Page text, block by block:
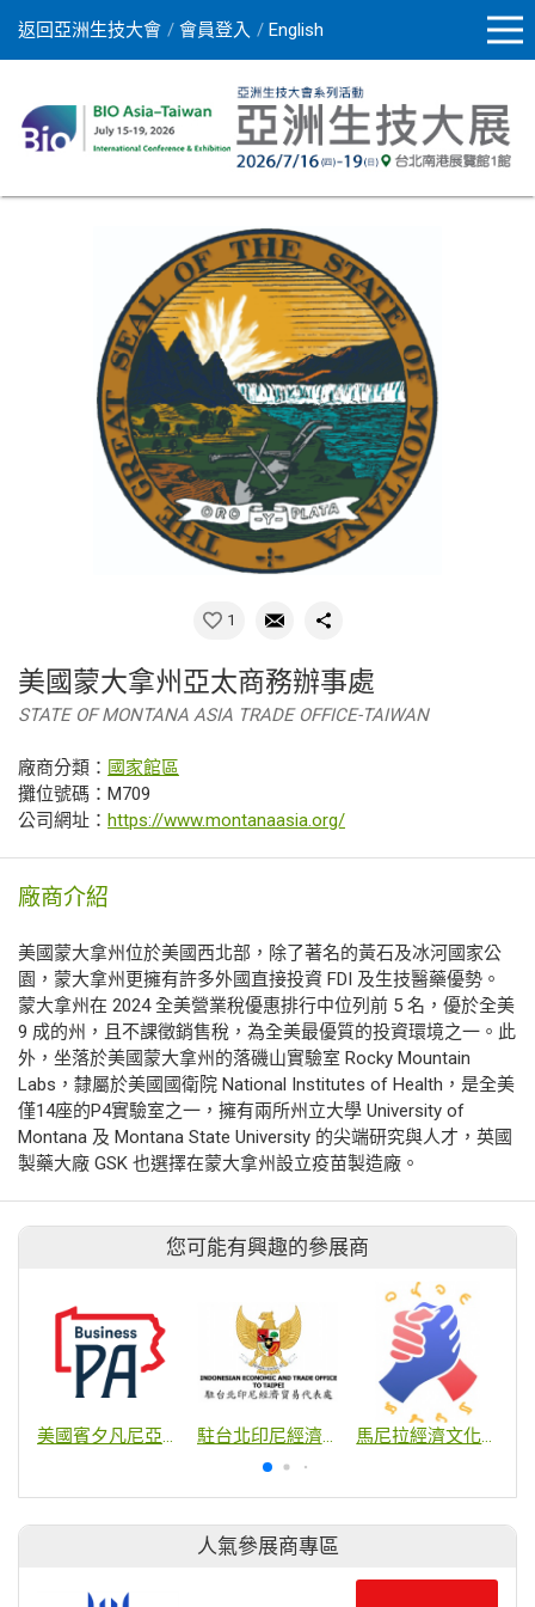
返回亞洲生技大會 會員登入 English
1
美國蒙大拿州亞太商務辦事處
STATE OF MONTANA ASIA TRADE OFFICE-TAIWAN
廠商分類： 國家館區
攤位號碼：M709
公司網址： https://www.montanaasia.org/
廠商介紹
美國蒙大拿州位於美國西北部，除了著名的黃石及冰河國家公
園，蒙大拿州更擁有許多外國直接投資 FDI 及生技醫藥優勢。
蒙大拿州在 2024 全美營業稅優惠排行中位列前 5 名，優於全美
9 成的州，且不課徵銷售稅，為全美最優質的投資環境之一。此
外，坐落於美國蒙大拿州的落磯山實驗室 Rocky Mountain
Labs，隸屬於美國國衛院 National Institutes of Health，是全美
僅14座的P4實驗室之一，擁有兩所州立大學 University of
Montana 及 Montana State University 的尖端研究與人才，英國
製藥大廠 GSK 也選擇在蒙大拿州設立疫苗製造廠。
您可能有興趣的參展商
美國賓夕凡尼亞州貿易投資辦事處 駐台北印尼經濟貿易代表處 馬尼拉經濟文化辦事處
人氣參展商專區